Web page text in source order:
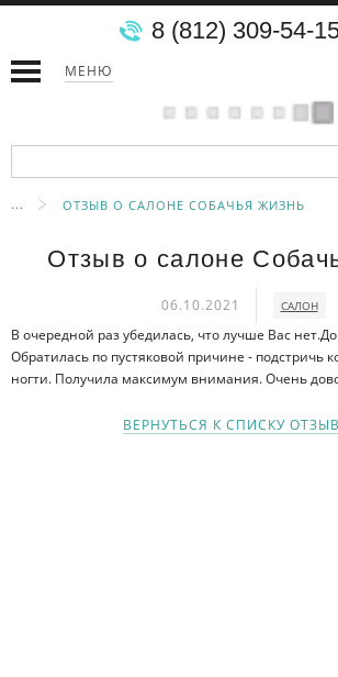
МЕНЮ
8 (812) 309-54-
... ОТЗЫВ О САЛОНЕ СОБАЧЬЯ ЖИЗНЬ
Отзыв о салоне
06.10.2021 САЛОН
В очередной раз убедилась, что лучше Вас
Обратилась по пустяковой причине -
ногти. Получила максимум внимания. Очень
ВЕРНУТЬСЯ К СПИСКУ